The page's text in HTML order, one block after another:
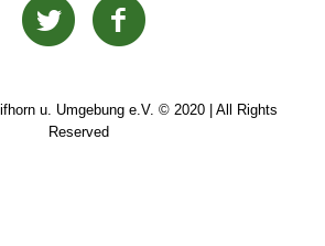
u. Umgebung e.V. © 2020 | All Rights
Reserved